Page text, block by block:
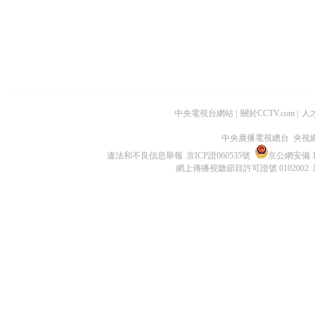
中央電視台網站 關於CCTV.com 人
中央廣播電視總台 央視
違法和不良信息舉報 京ICP證060535號
京公網安備
網上傳播視聽節目許可證號 0102002